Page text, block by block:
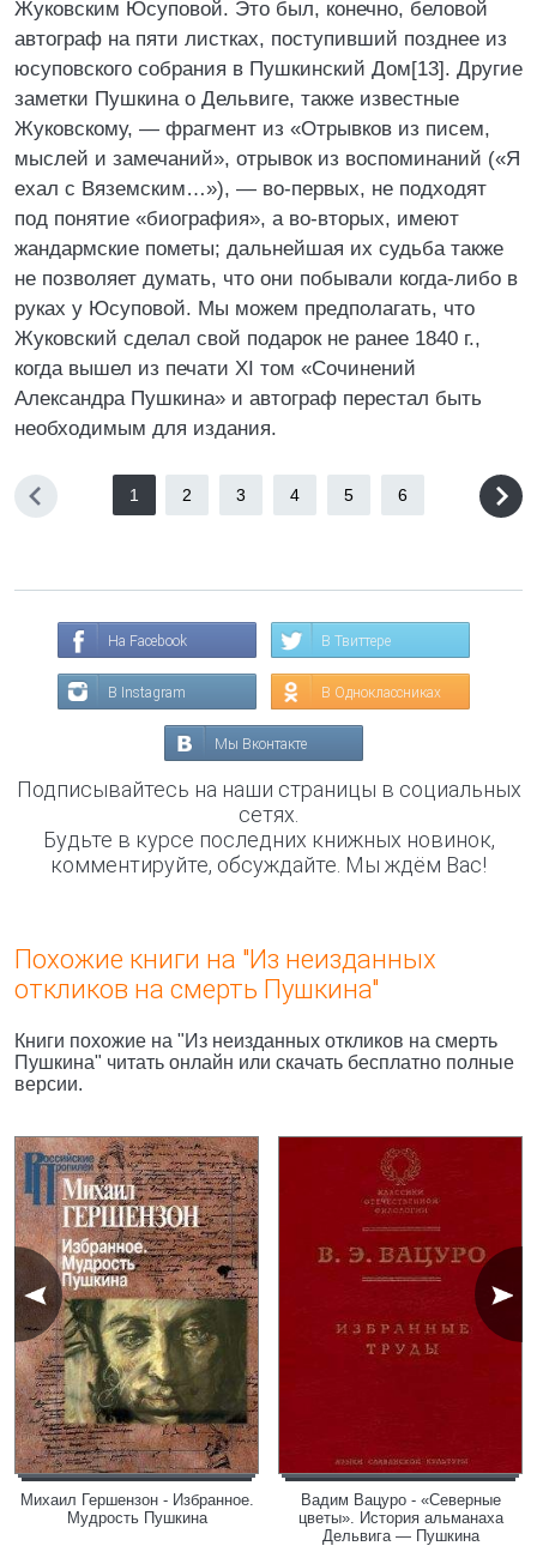
Жуковским Юсуповой. Это был, конечно, беловой
автограф на пяти листках, поступивший позднее из
юсуповского собрания в Пушкинский Дом[13]. Другие
заметки Пушкина о Дельвиге, также известные
Жуковскому, — фрагмент из «Отрывков из писем,
мыслей и замечаний», отрывок из воспоминаний («Я
ехал с Вяземским…»), — во-первых, не подходят
под понятие «биография», а во-вторых, имеют
жандармские пометы; дальнейшая их судьба также
не позволяет думать, что они побывали когда-либо в
руках у Юсуповой. Мы можем предполагать, что
Жуковский сделал свой подарок не ранее 1840 г.,
когда вышел из печати XI том «Сочинений
Александра Пушкина» и автограф перестал быть
необходимым для издания.
1 2 3 4 5 6
На Facebook В Твиттере
В Instagram В Одноклассниках
Мы Вконтакте
Подписывайтесь на наши страницы в социальных
сетях.
Будьте в курсе последних книжных новинок,
комментируйте, обсуждайте. Мы ждём Вас!
Похожие книги на "Из неизданных
откликов на смерть Пушкина"
Книги похожие на "Из неизданных откликов на смерть
Пушкина" читать онлайн или скачать бесплатно полные
версии.
Михаил Гершензон - Избранное.
Мудрость Пушкина
Вадим Вацуро - «Северные
цветы». История альманаха
Дельвига — Пушкина